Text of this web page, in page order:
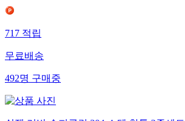
717적립
무료배송
492명구매중